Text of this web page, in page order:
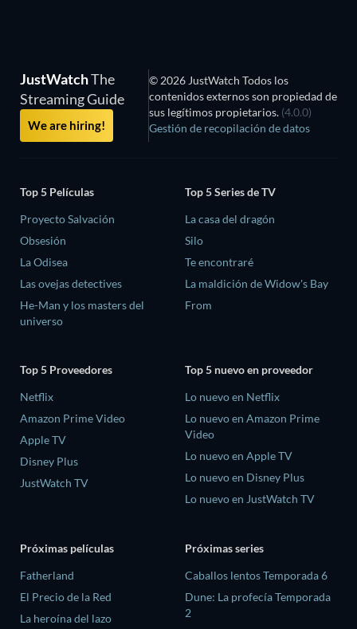
JustWatchThe
Streaming Guide
We are hiring!
© 2026 JustWatch Todos los
contenidos externos son propiedad de
sus legítimos propietarios. (4.0.0)
Gestión de recopilación de datos
Top 5 Películas
Proyecto Salvación
Obsesión
La Odisea
Las ovejas detectives
He-Man y los masters del
universo
Top 5 Series de TV
La casa del dragón
Silo
Te encontraré
La maldición de Widow's Bay
From
Top 5 Proveedores
Netflix
Amazon Prime Video
Apple TV
Disney Plus
JustWatch TV
Top 5 nuevo en proveedor
Lo nuevo en Netflix
Lo nuevo en Amazon Prime
Video
Lo nuevo en Apple TV
Lo nuevo en Disney Plus
Lo nuevo en JustWatch TV
Próximas películas
Fatherland
El Precio de la Red
La heroína del lazo
Próximas series
Caballos lentos Temporada 6
Dune: La profecía Temporada
2